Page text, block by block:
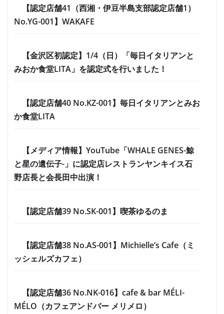
【認定店舗41（西湘・伊豆半島支部認定店舗1）
No.YG-001】WAKAFE
【金沢区初認定】1/4（日）「毎日イタリアンと
みおか食堂LITA」を認定式を行いました！
【認定店舗40 No.KZ-001】毎日イタリアンとみお
か食堂LITA
【メディア情報】YouTube「WHALE GENES-鯨
と星の遺伝子-」に認定店レストランヤンキイス石
野店長と会長田中出演！
【認定店舗39 No.SK-001】喫茶ゆるのま
【認定店舗38 No.AS-001】Michielle’s Cafe（ミ
ッシェルズカフェ）
【認定店舗36 No.NK-016】cafe & bar MÉLI-
MÉLO（カフェアンドバー メリメロ）